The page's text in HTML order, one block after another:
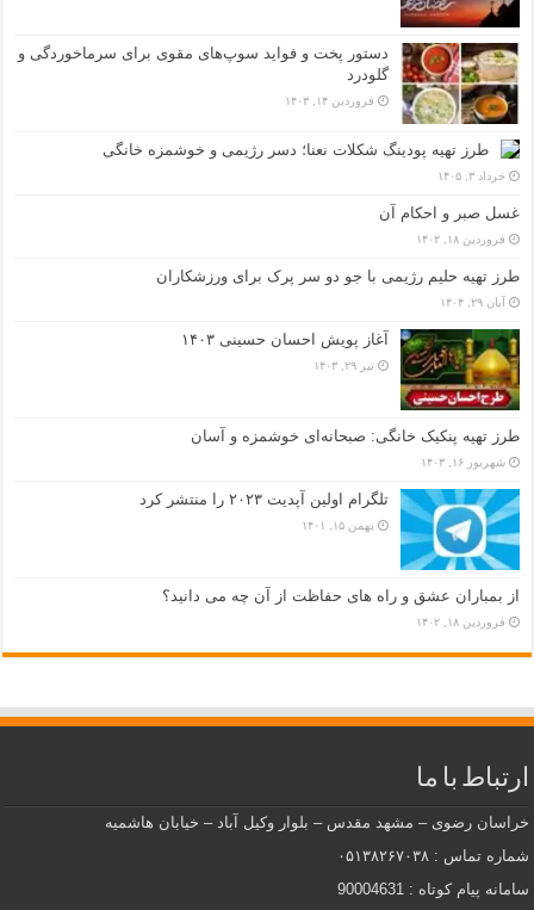
دستور پخت و فواید سوپ‌های مقوی برای سرماخوردگی و
گلودرد
فروردین ۱۴, ۱۴۰۳
طرز تهیه پودینگ شکلات نعنا؛ دسر رژیمی و خوشمزه خانگی
خرداد ۳, ۱۴۰۵
غسل صبر و احکام آن
فروردین ۱۸, ۱۴۰۲
طرز تهیه حلیم رژیمی با جو دو سر پرک برای ورزشکاران
آبان ۲۹, ۱۴۰۴
آغاز پویش احسان حسینی ۱۴۰۳
تیر ۲۹, ۱۴۰۳
طرز تهیه پنکیک خانگی: صبحانه‌ای خوشمزه و آسان
شهریور ۱۶, ۱۴۰۳
تلگرام اولین آپدیت ۲۰۲۳ را منتشر کرد
بهمن ۱۵, ۱۴۰۱
از بمباران عشق و راه های حفاظت از آن چه می دانید؟
فروردین ۱۸, ۱۴۰۲
ارتباط با ما
خراسان رضوی – مشهد مقدس – بلوار وکیل آباد – خیابان هاشمیه
شماره تماس : ۰۵۱۳۸۲۶۷۰۳۸
سامانه پیام کوتاه : 90004631